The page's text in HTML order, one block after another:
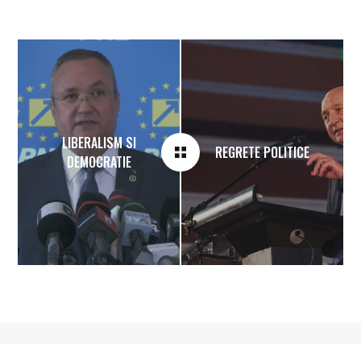
LIBERALISM SI
DEMOCRATIE
REGRETE POLITICE